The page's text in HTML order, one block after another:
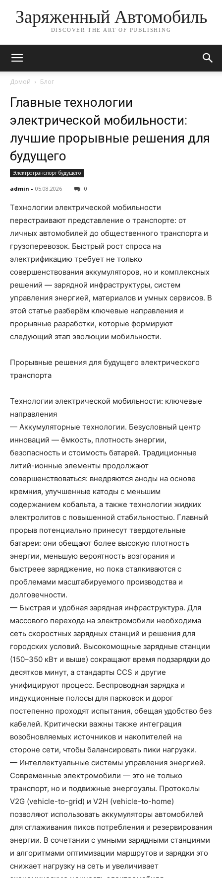
Заряженный Автомобиль
DISCOVER THE ART OF PUBLISHING
Домой Блог
Главные технологии
электрической мобильности:
лучшие прорывные решения для
будущего
Электротранспорт будущего
admin - 05.08.2026 0
Технологии электрической мобильности
перестраивают представление о транспорте: от
личных автомобилей до общественного транспорта и
грузоперевозок. Быстрый рост спроса на
электрификацию требует не только
совершенствования аккумуляторов, но и комплексных
решений — зарядной инфраструктуры, систем
управления энергией, материалов и умных сервисов. В
этой статье разберём ключевые направления и
прорывные разработки, которые формируют
следующий этап эволюции мобильности.
Прорывные решения для будущего электрического
транспорта
Технологии электрической мобильности: ключевые
направления
— Аккумуляторные технологии. Безусловный центр
инноваций — ёмкость, плотность энергии,
безопасность и стоимость батарей. Традиционные
литий-ионные элементы продолжают
совершенствоваться: внедряются аноды на основе
кремния, улучшенные катоды с меньшим
содержанием кобальта, а также технологии жидких
электролитов с повышенной стабильностью. Главный
прорыв потенциально принесут твердотельные
батареи: они обещают более высокую плотность
энергии, меньшую вероятность возгорания и
быстреее заряджение, но пока сталкиваются с
проблемами масштабируемого производства и
долговечности.
— Быстрая и удобная зарядная инфраструктура. Для
массового перехода на электромобили необходима
сеть скоростных зарядных станций и решения для
городских условий. Высокомощные зарядные станции
(150–350 кВт и выше) сокращают время подзарядки до
десятков минут, а стандарты CCS и другие
унифицируют процесс. Беспроводная зарядка и
индукционные полосы для парковок и дорог
постепенно проходят испытания, обещая удобство без
кабелей. Критически важны также интеграция
возобновляемых источников и накопителей на
стороне сети, чтобы балансировать пики нагрузки.
— Интеллектуальные системы управления энергией.
Современные электромобили — это не только
транспорт, но и подвижные энергоузлы. Протоколы
V2G (vehicle-to-grid) и V2H (vehicle-to-home)
позволяют использовать аккумуляторы автомобилей
для сглаживания пиков потребления и резервирования
энергии. В сочетании с умными зарядными станциями
и алгоритмами оптимизации маршрутов и зарядки это
снижает нагрузку на сеть и увеличивает